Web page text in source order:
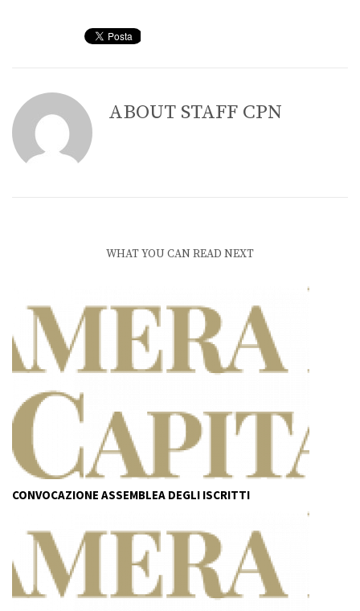
ABOUT STAFF CPN
WHAT YOU CAN READ NEXT
CONVOCAZIONE ASSEMBLEA DEGLI ISCRITTI